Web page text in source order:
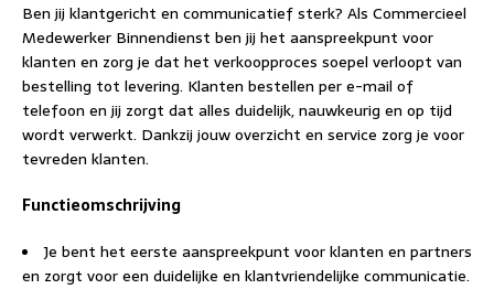
Ben jij klantgericht en communicatief sterk? Als Commercieel
Medewerker Binnendienst ben jij het aanspreekpunt voor
klanten en zorg je dat het verkoopproces soepel verloopt van
bestelling tot levering. Klanten bestellen per e-mail of
telefoon en jij zorgt dat alles duidelijk, nauwkeurig en op tijd
wordt verwerkt. Dankzij jouw overzicht en service zorg je voor
tevreden klanten.
Functieomschrijving
Je bent het eerste aanspreekpunt voor klanten en partners
en zorgt voor een duidelijke en klantvriendelijke communicatie.